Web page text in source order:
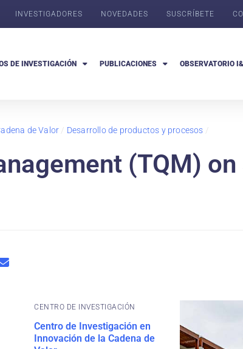
INVESTIGADORES NOVEDADES SUSCRÍBETE
DE INVESTIGACIÓN PUBLICACIONES OBSERVATORIO
de Valor / Desarrollo de productos y procesos /
(TQM)
CENTRO DE INVESTIGACIÓN
Centro de Investigación en
Innovación de la Cadena de